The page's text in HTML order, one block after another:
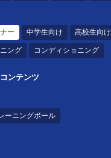
ー 中学生向け 高校生向け
ング コンディショニング
ンテンツ
ーニングボール